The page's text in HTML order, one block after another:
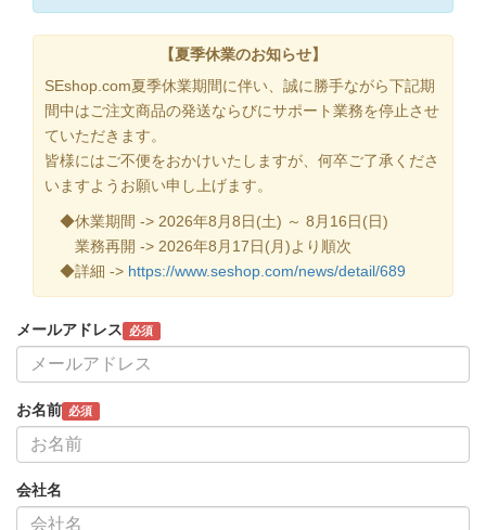
【夏季休業のお知らせ】
SEshop.com夏季休業期間に伴い、誠に勝手ながら下記期
間中はご注文商品の発送ならびにサポート業務を停止させ
ていただきます。
皆様にはご不便をおかけいたしますが、何卒ご了承くださ
いますようお願い申し上げます。
◆休業期間 -> 2026年8月8日(土) ～ 8月16日(日)
業務再開 -> 2026年8月17日(月)より順次
◆詳細 -> https://www.seshop.com/news/detail/689
メールアドレス 必須
お名前 必須
会社名